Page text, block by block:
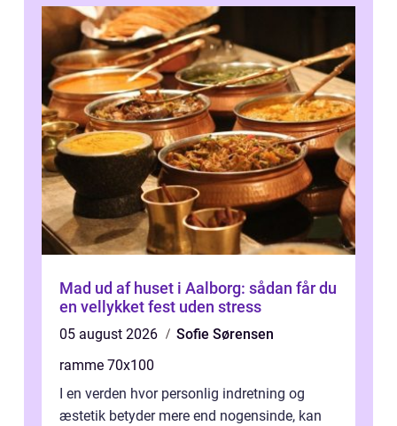
Mad ud af huset i Aalborg: sådan får du
en vellykket fest uden stress
05 august 2026
Sofie Sørensen
ramme 70x100
I en verden hvor personlig indretning og
æstetik betyder mere end nogensinde, kan